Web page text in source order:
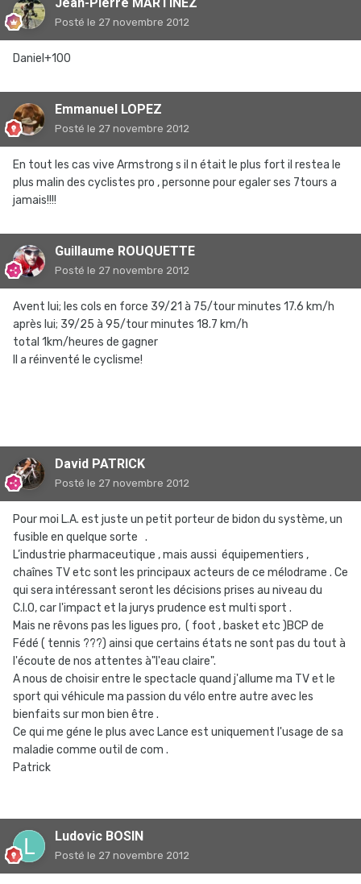
Jean-Pierre MARTINEZ
Posté le 27 novembre 2012
Daniel+100
Emmanuel LOPEZ
Posté le 27 novembre 2012
En tout les cas vive Armstrong s il n était le plus fort il restea le
plus malin des cyclistes pro , personne pour egaler ses 7tours a
jamais!!!!
Guillaume ROUQUETTE
Posté le 27 novembre 2012
Avent lui; les cols en force 39/21 à 75/tour minutes 17.6 km/h
après lui; 39/25 à 95/tour minutes 18.7 km/h
total 1km/heures de gagner
Il a réinventé le cyclisme!
David PATRICK
Posté le 27 novembre 2012
Pour moi L.A. est juste un petit porteur de bidon du système, un
fusible en quelque sorte .
L’industrie pharmaceutique , mais aussi équipementiers ,
chaînes TV etc sont les principaux acteurs de ce mélodrame . Ce
qui sera intéressant seront les décisions prises au niveau du
C.I.O, car l'impact et la jurys prudence est multi sport .
Mais ne rêvons pas les ligues pro, ( foot , basket etc )BCP de
Fédé ( tennis ???) ainsi que certains états ne sont pas du tout à
l'écoute de nos attentes à"l'eau claire".
A nous de choisir entre le spectacle quand j'allume ma TV et le
sport qui véhicule ma passion du vélo entre autre avec les
bienfaits sur mon bien être .
Ce qui me géne le plus avec Lance est uniquement l'usage de sa
maladie comme outil de com .
Patrick
Ludovic BOSIN
Posté le 27 novembre 2012